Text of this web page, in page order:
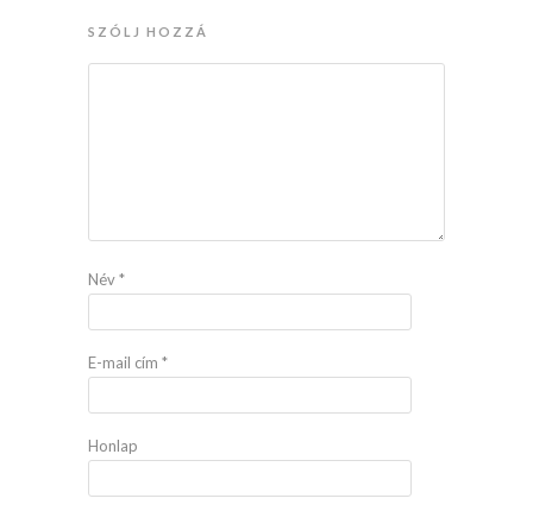
SZÓLJ HOZZÁ
Név*
E-mail cím *
Honlap